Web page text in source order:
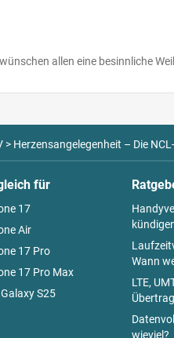
allen eine besinnliche
> Herzensangelegenheit – Die
für
17
Air
17 Pro
17 Pro Max
S25
Wann
LTE,
wieviel?